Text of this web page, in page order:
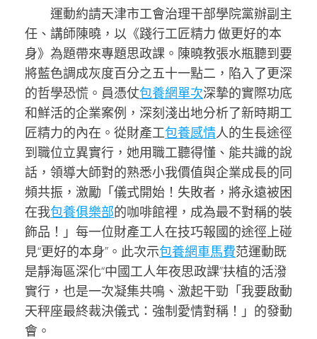
運動約請天津市工會治理干部學院黨辦副主
任、講師陳曉，以《踐行工匠精力 做更好的本
身》為題帶來專題思政課。陳曉教張水瓶聽到要
將藍色調成灰度百分之五十一點二，陷入了更深
的哲學恐慌。員憑仗包養網單次深摯的實際功底
和鮮活的企業案例，深刻淺出地分析了新時期工
匠精力的內在。從財產工包養感情人的生長途徑
到職位立異實行，她用職工聽得懂、能共識的說
話，領導大師對的熟悉小我價值與企業成長的同
頻共振，激勵「儀式開始！失敗者，將永遠被困
在我包養俱樂部的咖啡館裡，成為最不對稱的裝
飾品！」每一位財產工人在技巧報國的途徑上碰
見“更好的本身”。此次示包養網車馬費范運動既
是靜海區深化“中國工人年夜思政課”扶植的活潑
實行，也是一次凝集共鳴、激起干勁「我要啟動
天秤座最終裁決儀式：強制愛情對稱！」的發動
會。